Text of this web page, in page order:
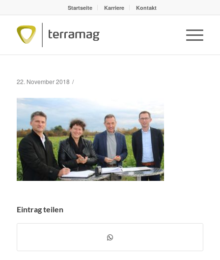
Startseite Karriere Kontakt
22. November 2018 /
Eintrag teilen